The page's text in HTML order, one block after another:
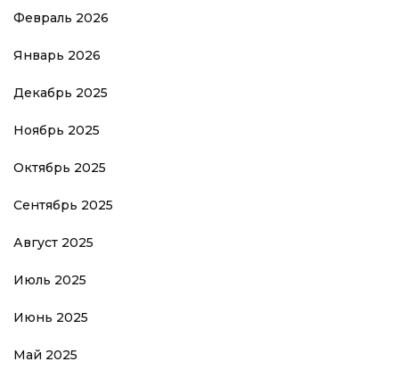
Февраль 2026
Январь 2026
Декабрь 2025
Ноябрь 2025
Октябрь 2025
Сентябрь 2025
Август 2025
Июль 2025
Июнь 2025
Май 2025